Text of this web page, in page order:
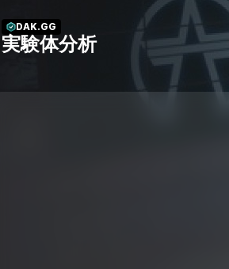
DAK.GG
実験体分析